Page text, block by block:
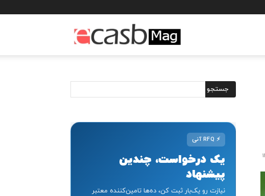
⚡
یک درخواست، چندین
پیشنهاد
نیازت رو یک‌بار ثبت کن، ده‌ها تامین‌کننده معتبر